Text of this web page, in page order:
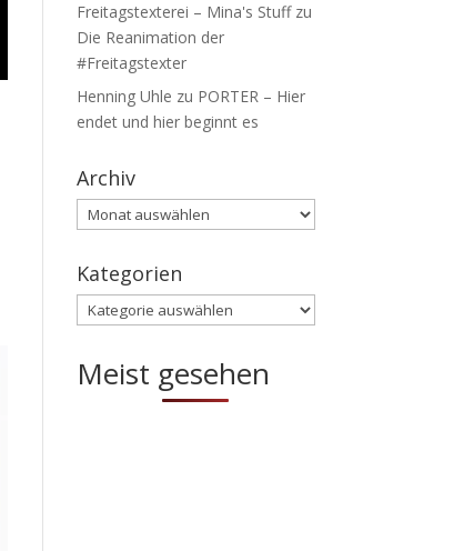
Freitagstexterei – Mina's Stuffzu
Die Reanimation der
#Freitagstexter
Henning Uhle zu PORTER – Hier
endet und hier beginnt es
Archiv
Archiv
Kategorien
Kategorien
Meist gesehen